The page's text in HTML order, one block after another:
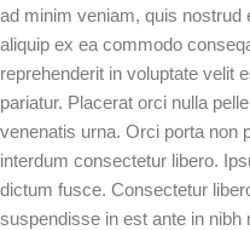
ad minim veniam, quis nostrud
aliquip ex ea commodo
reprehenderit in voluptate velit
pariatur. Placerat orci nulla
venenatis urna. Orci porta non
interdum consectetur libero.
dictum fusce. Consectetur
suspendisse in est ante in nibh